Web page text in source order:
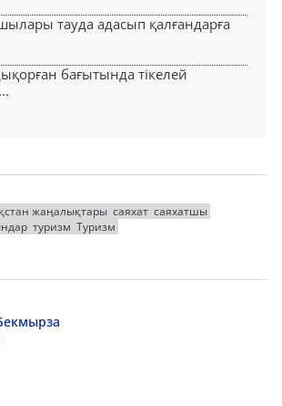
тауда адасып қалғандарға
бағытында тікелей
жаңалықтары саяхат саяхатшы
туризм Туризм